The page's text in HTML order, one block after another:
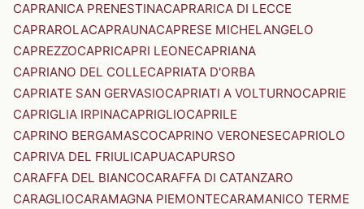
CAPRANICA PRENESTINACAPRARICA DI LECCE
CAPRAROLACAPRAUNACAPRESE MICHELANGELO
CAPREZZOCAPRICAPRI LEONECAPRIANA
CAPRIANO DEL COLLECAPRIATA D'ORBA
CAPRIATE SAN GERVASIOCAPRIATI A VOLTURNOCAPRIE
CAPRIGLIA IRPINACAPRIGLIOCAPRILE
CAPRINO BERGAMASCOCAPRINO VERONESECAPRIOLO
CAPRIVA DEL FRIULICAPUACAPURSO
CARAFFA DEL BIANCOCARAFFA DI CATANZARO
CARAGLIOCARAMAGNA PIEMONTECARAMANICO TERME